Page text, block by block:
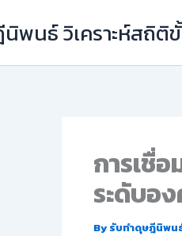
พนธ์ วิเคราะห์สถิติ
การเชื่
ระดับอ
By รับทำดุษฎีนิพน